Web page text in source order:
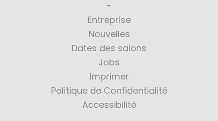
Entreprise
Nouvelles
Dates des salons
Jobs
Imprimer
Politique de Confidentialité
Accessibilité